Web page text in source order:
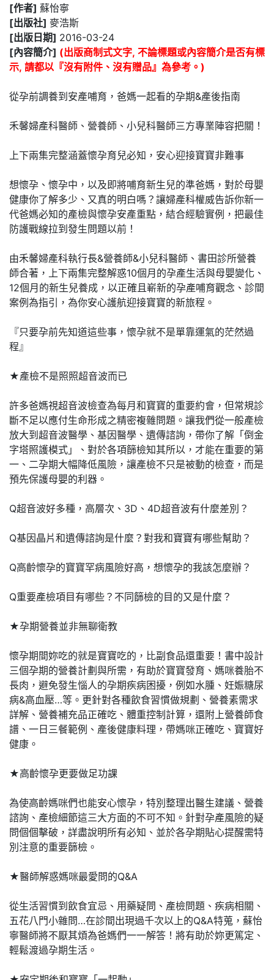
[作者] 蘇怡寧
[出版社] 麥浩斯
[出版日期] 2016-03-24
[內容簡介] (出版商制式文字, 不論標題或內容簡介是否有標
示, 請都以『沒有附件、沒有贈品』為參考。)
從孕前調養到安產哺育，爸媽一起看的孕期&產後指南
禾馨婦產科醫師、營養師、小兒科醫師三方專業陣容把關！
上下兩集完整涵蓋懷孕育兒必知，安心迎接寶寶非難事
想懷孕、懷孕中，以及即將哺育新生兒的準爸媽，對於母嬰
健康你了解多少、又真的明白嗎？讓婦產科權威告訴你新一
代爸媽必知的產檢與懷孕安產重點，結合經驗實例，把最佳
防護戰線拉到發生問題以前！
由禾馨婦產科執行長&營養師&小兒科醫師、書田診所營養
師合著，上下兩集完整解惑10個月的孕產生活與母嬰變化、
12個月的新生兒養成，以正確且嶄新的孕產哺育觀念、診間
案例為指引，為你安心護航迎接寶寶的新旅程。
『只要孕前先知道這些事，懷孕就不是單靠運氣的茫然過
程』
★產檢不是照照超音波而已
許多爸媽視超音波檢查為每月和寶寶的重要約會，但常規診
斷不足以應付生命形成之精密複雜問題。讓我們從一般產檢
放大到超音波醫學、基因醫學、遺傳諮詢，帶你了解「倒金
字塔照護模式」、對於各項篩檢知其所以，才能在重要的第
一、二孕期大幅降低風險，讓產檢不只是被動的檢查，而是
預先保護母嬰的利器。
Q超音波好多種，高層次、3D、4D超音波有什麼差別？
Q基因晶片和遺傳諮詢是什麼？對我和寶寶有哪些幫助？
Q高齡懷孕的寶寶罕病風險好高，想懷孕的我該怎麼辦？
Q重要產檢項目有哪些？不同篩檢的目的又是什麼？
★孕期營養並非無聊衛教
懷孕期間妳吃的就是寶寶吃的，比副食品還重要！書中設計
三個孕期的營養計劃與所需，有助於寶寶發育、媽咪養胎不
長肉，避免發生惱人的孕期疾病困擾，例如水腫、妊娠糖尿
病&高血壓…等。更針對各種飲食習慣做規劃、營養素需求
詳解、營養補充品正確吃、體重控制計算，還附上營養師食
譜、一日三餐範例、產後健康料理，帶媽咪正確吃、寶寶好
健康。
★高齡懷孕更要做足功課
為使高齡媽咪們也能安心懷孕，特別整理出醫生建議、營養
諮詢、產檢細節這三大方面的不可不知。針對孕產風險的疑
問個個擊破，詳盡說明所有必知、並於各孕期貼心提醒需特
別注意的重要篩檢。
★醫師解惑媽咪最愛問的Q&A
從生活習慣到飲食宜忌、用藥疑問、產檢問題、疾病相關、
五花八門小雜問…在診間出現過千次以上的Q&A特蒐，蘇怡
寧醫師將不厭其煩為爸媽們一一解答！將有助於妳更篤定、
輕鬆渡過孕期生活。